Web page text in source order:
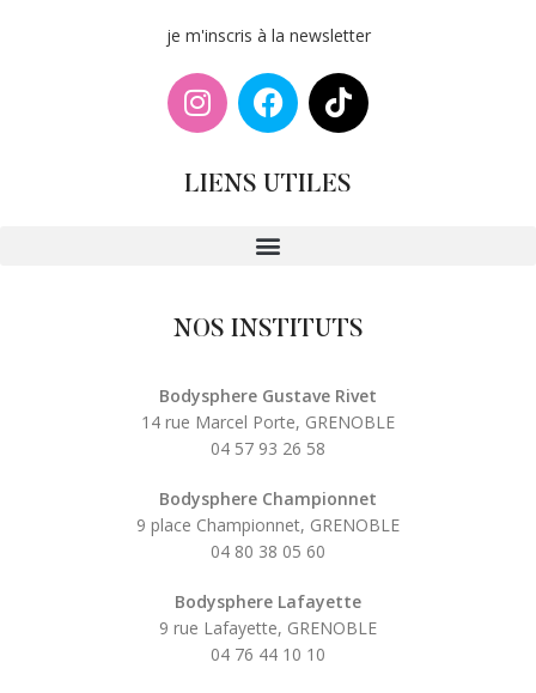
je m'inscris à la newsletter
LIENS UTILES
NOS INSTITUTS
Bodysphere Gustave Rivet
14 rue Marcel Porte, GRENOBLE
04 57 93 26 58
Bodysphere Championnet
9 place Championnet, GRENOBLE
04 80 38 05 60
Bodysphere Lafayette
9 rue Lafayette, GRENOBLE
04 76 44 10 10